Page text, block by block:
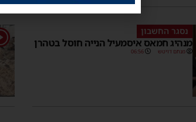
נסגר החשבון
מנהיג חמאס איסמעיל הנייה חוסל בטהרן
מנחם דויטש 06:56
1